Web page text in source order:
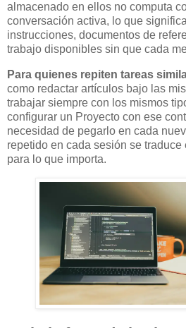
almacenado en ellos no computa
conversación activa, lo que
instrucciones, documentos de
trabajo disponibles sin que cada
Para quienes repiten tareas
como redactar artículos bajo las
trabajar siempre con los mismos
configurar un Proyecto con ese
necesidad de pegarlo en cada
repetido en cada sesión se
para lo que importa.